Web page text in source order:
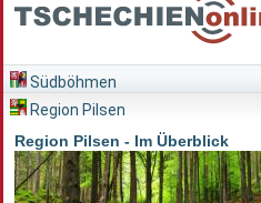
Südböhmen
Region Pilsen
Region Pilsen - Im Überblick